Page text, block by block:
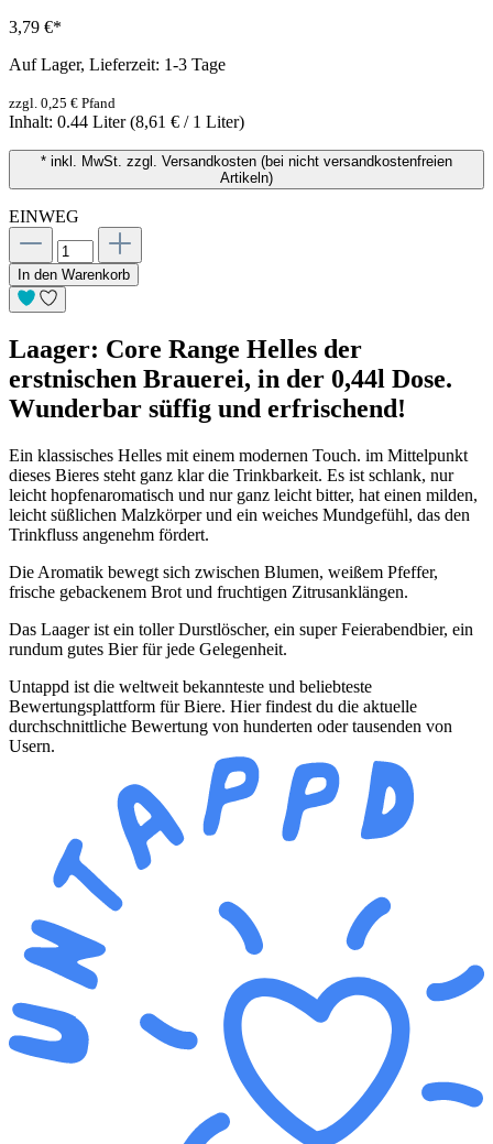
3,79 €*
Auf Lager, Lieferzeit: 1-3 Tage
zzgl. 0,25 € Pfand
Inhalt: 0.44 Liter(8,61 € / 1 Liter)
* inkl. MwSt. zzgl. Versandkosten (bei nicht versandkostenfreien
Artikeln)
EINWEG
In den Warenkorb
Laager: Core Range Helles der
erstnischen Brauerei, in der 0,44l Dose.
Wunderbar süffig und erfrischend!
Ein klassisches Helles mit einem modernen Touch. im Mittelpunkt
dieses Bieres steht ganz klar die Trinkbarkeit. Es ist schlank, nur
leicht hopfenaromatisch und nur ganz leicht bitter, hat einen milden,
leicht süßlichen Malzkörper und ein weiches Mundgefühl, das den
Trinkfluss angenehm fördert.
Die Aromatik bewegt sich zwischen Blumen, weißem Pfeffer,
frische gebackenem Brot und fruchtigen Zitrusanklängen.
Das Laager ist ein toller Durstlöscher, ein super Feierabendbier, ein
rundum gutes Bier für jede Gelegenheit.
Untappd ist die weltweit bekannteste und beliebteste
Bewertungsplattform für Biere. Hier findest du die aktuelle
durchschnittliche Bewertung von hunderten oder tausenden von
Usern.